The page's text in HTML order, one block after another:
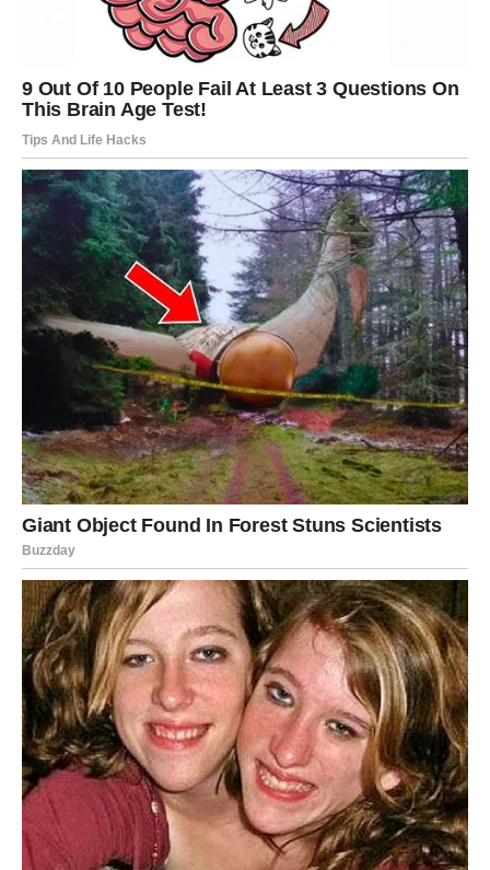
Škorpije ulaze u fazu velikih mogućnosti. Poslovni ili
finansijski razvoj situacije mogao bi vas ostaviti bez riječi.
Zvijezde pokazuju da dolazi prilika koja ima potencijal da
promijeni mnogo toga.
STRIJELAC
Strijelac je među najvećim srećnicima perioda koji dolazi.
Ono što vam sudbina priprema djeluje gotovo nestvarno.
Moguće je putovanje, velika poslovna prilika ili susret koji
potpuno mijenja vaše planove za budućnost. Sve dolazi
mnogo brže nego što očekujete.
JARAC
Jarčevi konačno vide rezultate svog rada. Ono što ste
gradili mjesecima počinje da donosi korist koja
prevazilazi vaša očekivanja.
Pred vama su dani ponosa i zadovoljstva.
VODOLIJA
Vodolijama dolazi iznenađenje iz pravca od kojeg su
najmanje očekivale bilo šta značajno. Jedna ponuda ili
vijest mogla bi potpuno promijeniti vaše planove.